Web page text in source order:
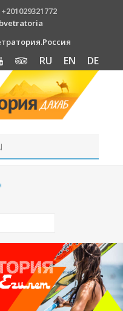
+201029321772
RU EN DE